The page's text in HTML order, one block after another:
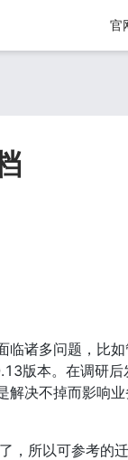
官
诸多问题，比如
版本。在调研
决不掉而影响
所以可参考的